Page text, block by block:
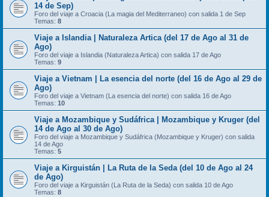
14 de Sep)
Foro del viaje a Croacia (La magia del Mediterraneo) con salida 1 de Sep
Temas: 8
Viaje a Islandia | Naturaleza Artica (del 17 de Ago al 31 de
Ago)
Foro del viaje a Islandia (Naturaleza Artica) con salida 17 de Ago
Temas: 9
Viaje a Vietnam | La esencia del norte (del 16 de Ago al 29 de
Ago)
Foro del viaje a Vietnam (La esencia del norte) con salida 16 de Ago
Temas: 10
Viaje a Mozambique y Sudáfrica | Mozambique y Kruger (del
14 de Ago al 30 de Ago)
Foro del viaje a Mozambique y Sudáfrica (Mozambique y Kruger) con salida
14 de Ago
Temas: 5
Viaje a Kirguistán | La Ruta de la Seda (del 10 de Ago al 24
de Ago)
Foro del viaje a Kirguistán (La Ruta de la Seda) con salida 10 de Ago
Temas: 8